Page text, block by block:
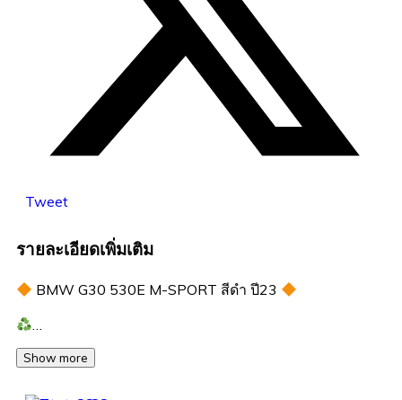
Tweet
รายละเอียดเพิ่มเติม
BMW G30 530E M-SPORT สีดำ ปี23
…
Show more